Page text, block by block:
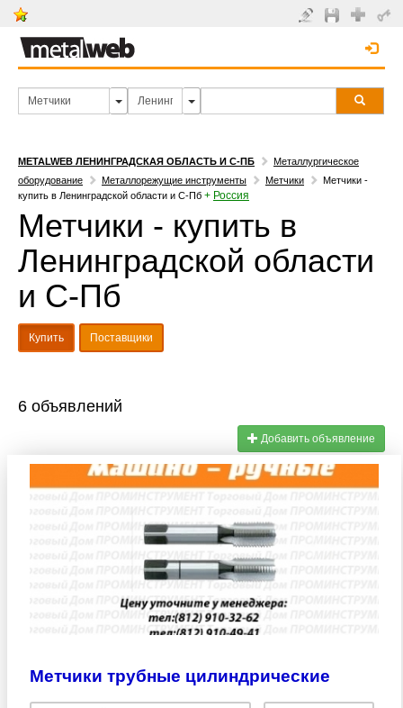
METALWEB ЛЕНИНГРАДСКАЯ ОБЛАСТЬ И С-ПБ
Металлургическое
оборудование
Металлорежущие инструменты Метчики
Метчики -
купить в Ленинградской области и С-Пб + Россия
Метчики - купить в
Ленинградской области
и С-Пб
Купить Поставщики
6 объявлений
Добавить объявление
Метчики трубные цилиндрические